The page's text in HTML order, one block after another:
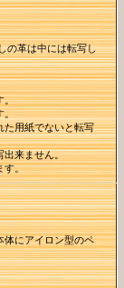
の革は中には転写し
。
。
用紙でないと転写
来ません。
。
にアイロン型のペ